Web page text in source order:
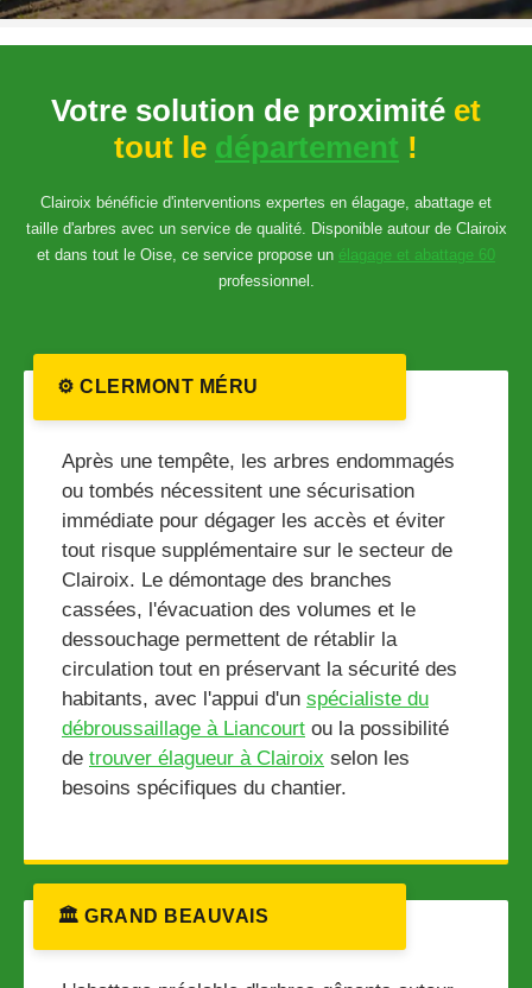
Votre solution de proximité et
tout le département !
Clairoix bénéficie d'interventions expertes en élagage, abattage et
taille d'arbres avec un service de qualité. Disponible autour de Clairoix
et dans tout le Oise, ce service propose un élagage et abattage 60
professionnel.
⚙️ CLERMONT MÉRU
Après une tempête, les arbres endommagés
ou tombés nécessitent une sécurisation
immédiate pour dégager les accès et éviter
tout risque supplémentaire sur le secteur de
Clairoix. Le démontage des branches
cassées, l'évacuation des volumes et le
dessouchage permettent de rétablir la
circulation tout en préservant la sécurité des
habitants, avec l'appui d'un spécialiste du
débroussaillage à Liancourt ou la possibilité
de trouver élagueur à Clairoix selon les
besoins spécifiques du chantier.
🏛️ GRAND BEAUVAIS